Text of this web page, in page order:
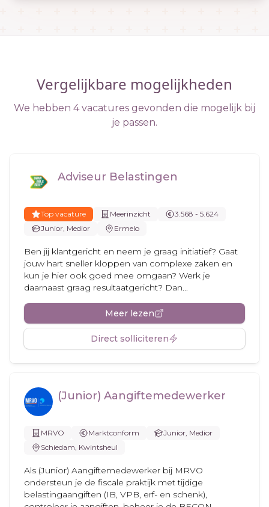
Vergelijkbare mogelijkheden
We hebben 4 vacatures gevonden die mogelijk bij
je passen.
Adviseur Belastingen
Top vacature Meerinzicht
3.568 - 5.624
Junior, Medior
Ermelo
Ben jij klantgericht en neem je graag initiatief? Gaat
jouw hart sneller kloppen van complexe zaken en
kun je hier ook goed mee omgaan? Werk je
daarnaast graag resultaatgericht? Dan...
Meer lezen
Direct solliciteren
(Junior) Aangiftemedewerker
MRVO Marktconform
Junior, Medior
Schiedam, Kwintsheul
Als (Junior) Aangiftemedewerker bij MRVO
ondersteun je de fiscale praktijk met tijdige
belastingaangiften (IB, VPB, erf- en schenk),